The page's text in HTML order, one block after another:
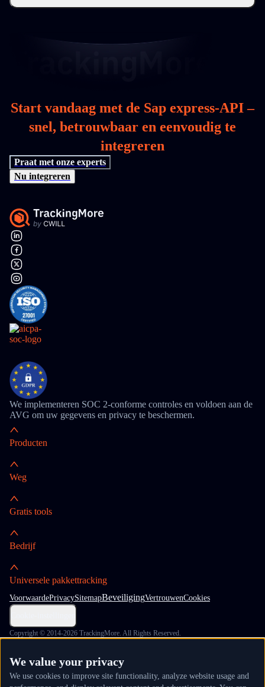
Start vandaag met de Sap express-API –
snel, betrouwbaar en eenvoudig te
integreren
Praat met onze experts
Nu integreren
We implementeren SOC 2-conforme controles en voldoen aan de
AVG om uw gegevens en privacy te beschermen.
Producten
Weg
Gratis tools
Bedrijf
Universele pakkettracking
VoorwaardePrivacySitemapBeveiligingVertrouwenCookies
Copyright © 2014-2026 TrackingMore. All Rights Reserved.
We value your privacy
We use cookies to improve site functionality, analyze website usage and